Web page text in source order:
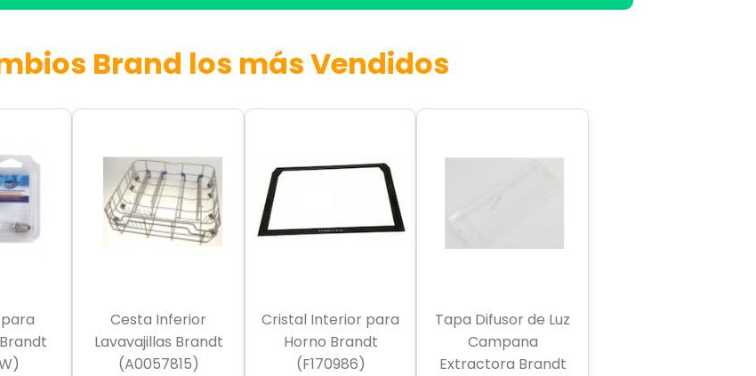
Brand los más Vendidos
Cesta Inferior
Lavavajillas Brandt
(A0057815)
Cristal Interior para
Horno Brandt
(F170986)
Tapa Difusor de Luz
Campana
Extractora Brandt